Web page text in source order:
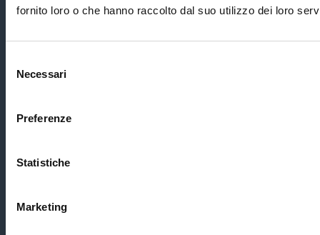
fornito loro o che hanno raccolto dal suo utilizzo dei loro
delNecessari
Preferenze
Statistiche
Marketing